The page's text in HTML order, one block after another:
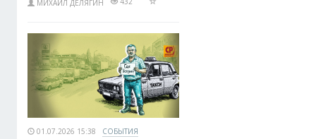
МИХАИЛ ДЕЛЯГИН
01.07.2026 15:38 СОБЫТИЯ